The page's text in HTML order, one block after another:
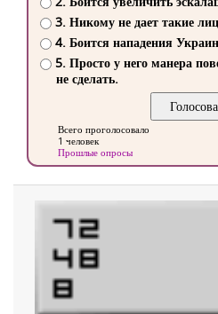
3. Никому не дает такие
4. Боится нападения
5. Просто у него манера
не сделать.
Всего проголосовало
1 человек
Прошлые опросы